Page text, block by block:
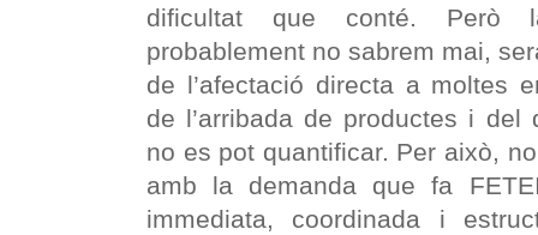
dificultat que conté. Però
probablement no sabrem mai,
de l’afectació directa a moltes
de l’arribada de productes i del
no es pot quantificar. Per això,
amb la demanda que fa
immediata, coordinada i